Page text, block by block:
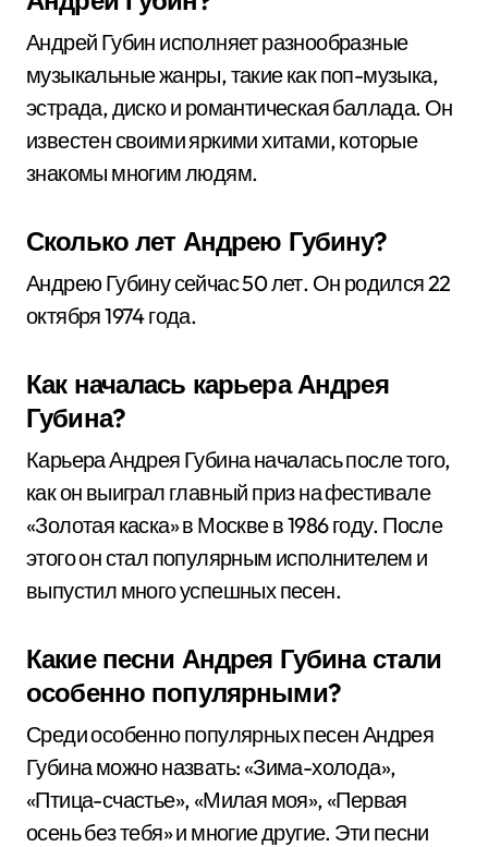
Андрей Губин исполняет разнообразные
музыкальные жанры, такие как поп-музыка,
эстрада, диско и романтическая баллада. Он
известен своими яркими хитами, которые
знакомы многим людям.
Сколько лет Андрею Губину?
Андрею Губину сейчас 50 лет. Он родился 22
октября 1974 года.
Как началась карьера Андрея
Губина?
Карьера Андрея Губина началась после того,
как он выиграл главный приз на фестивале
«Золотая каска» в Москве в 1986 году. После
этого он стал популярным исполнителем и
выпустил много успешных песен.
Какие песни Андрея Губина стали
особенно популярными?
Среди особенно популярных песен Андрея
Губина можно назвать: «Зима-холода»,
«Птица-счастье», «Милая моя», «Первая
осень без тебя» и многие другие. Эти песни